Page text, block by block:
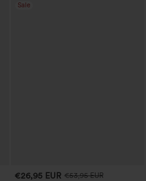
Sale
€26,95 EUR €53,95 EUR